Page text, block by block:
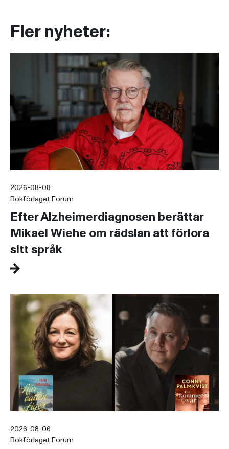
Fler nyheter:
2026-08-08
Bokförlaget Forum
Efter Alzheimerdiagnosen berättar
Mikael Wiehe om rädslan att förlora
sitt språk
2026-08-06
Bokförlaget Forum